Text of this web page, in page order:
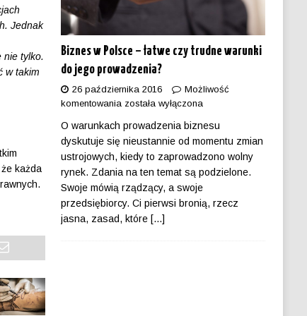
Jednak
nie tylko.
w takim
każda
Biznes w Polsce – łatwe czy trudne warunki
do jego prowadzenia?
26 października 2016
Możliwość
komentowania została wyłączona
O warunkach prowadzenia biznesu
dyskutuje się nieustannie od momentu zmian
ustrojowych, kiedy to zaprowadzono wolny
rynek. Zdania na ten temat są podzielone.
Swoje mówią rządzący, a swoje
przedsiębiorcy. Ci pierwsi bronią, rzecz
jasna, zasad, które [...]